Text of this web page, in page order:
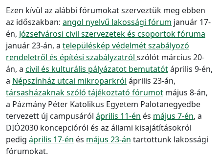
Ezen kívül az alábbi fórumokat szerveztük meg ebben
az időszakban: angol nyelvű lakossági fórum január 17-
én, Józsefvárosi civil szervezetek és csoportok fóruma
január 23-án, a településkép védelmét szabályozó
rendeletről és építési szabályzatról szólót március 20-
án, a civil és kulturális pályázatot bemutatótáprilis 9-én,
a Népszínház utcai mikroparkról április 23-án,
társasházaknak szóló tájékoztató fórumot május 8-án,
a Pázmány Péter Katolikus Egyetem Palotanegyedbe
tervezett új campusáról április 11-én és május 7-én, a
DIÓ2030 koncepcióról és az állami kisajátításokról
pedig április 17-én és május 23-án tartottunk lakossági
fórumokat.